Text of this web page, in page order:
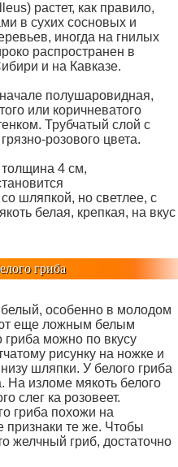
растет, как правило,
в сухих сосновых и
иногда на гнилых
распространен в
и на Кавказе.
полушаровидная,
или коричневатого
Трубчатый слой с
розового цвета.
4 см,
шляпкой, но светлее, с
белая, крепкая, на вкус
гриба
особенно в молодом
еще ложным белым
гриба можно по вкусу
рисунку на ножке и
шляпки. У белого гриба
На изломе мякоть белого
слег ка розовеет.
гриба похожи на
признаки те же. Чтобы
желчный гриб, достаточно